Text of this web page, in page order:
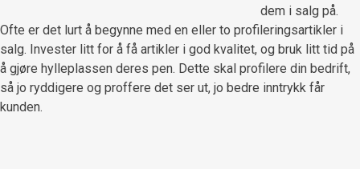
dem i salg på.
Ofte er det lurt å begynne med en eller to profileringsartikler i
salg. Invester litt for å få artikler i god kvalitet, og bruk litt tid på
å gjøre hylleplassen deres pen. Dette skal profilere din bedrift,
så jo ryddigere og proffere det ser ut, jo bedre inntrykk får
kunden.